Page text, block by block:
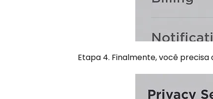
Etapa 4. Finalmente, você